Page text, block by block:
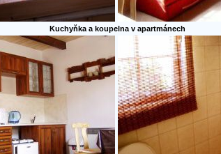
Kuchyňka a koupelna v apartmánech